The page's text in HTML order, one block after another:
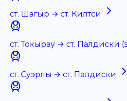
ст. Шагыр → ст. Килтси
ст. Токырау → ст. Палдиски
ст. Суэрлы → ст. Палдиски